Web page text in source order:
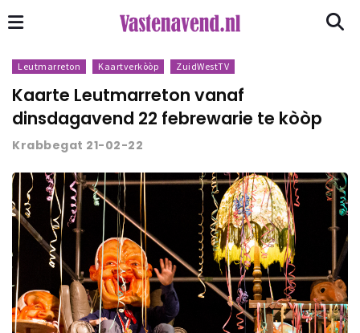
Leutmarreton Kaartverkòòp ZuidWestTV
Kaarte Leutmarreton vanaf
dinsdagavend 22 febrewarie te kòòp
Krabbegat 21-02-22